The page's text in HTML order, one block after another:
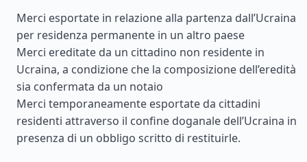
Merci esportate in relazione alla partenza dall’Ucraina
per residenza permanente in un altro paese
Merci ereditate da un cittadino non residente in
Ucraina, a condizione che la composizione dell’eredità
sia confermata da un notaio
Merci temporaneamente esportate da cittadini
residenti attraverso il confine doganale dell’Ucraina in
presenza di un obbligo scritto di restituirle.